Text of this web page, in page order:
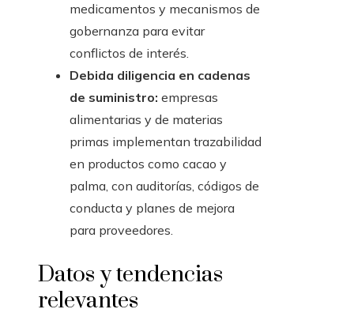
medicamentos y mecanismos de
gobernanza para evitar
conflictos de interés.
Debida diligencia en cadenas
de suministro: empresas
alimentarias y de materias
primas implementan trazabilidad
en productos como cacao y
palma, con auditorías, códigos de
conducta y planes de mejora
para proveedores.
Datos y tendencias
relevantes